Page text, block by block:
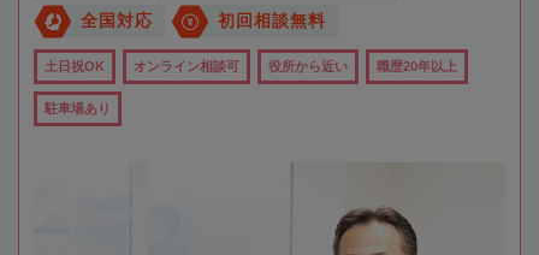
全国対応 初回相談無料
土日祝OK オンライン相談可 役所から近い 職歴20年以上
駐車場あり